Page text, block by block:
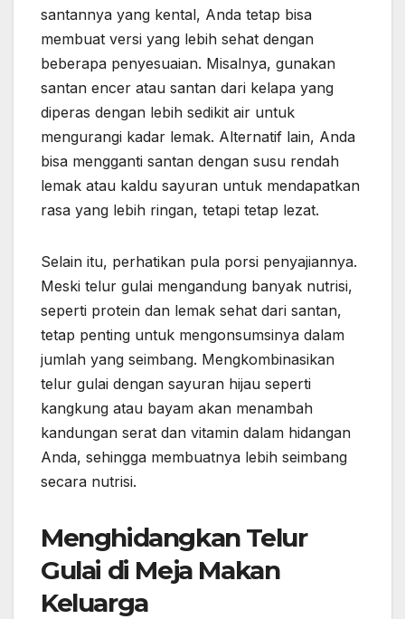
santannya yang kental, Anda tetap bisa
membuat versi yang lebih sehat dengan
beberapa penyesuaian. Misalnya, gunakan
santan encer atau santan dari kelapa yang
diperas dengan lebih sedikit air untuk
mengurangi kadar lemak. Alternatif lain, Anda
bisa mengganti santan dengan susu rendah
lemak atau kaldu sayuran untuk mendapatkan
rasa yang lebih ringan, tetapi tetap lezat.
Selain itu, perhatikan pula porsi penyajiannya.
Meski telur gulai mengandung banyak nutrisi,
seperti protein dan lemak sehat dari santan,
tetap penting untuk mengonsumsinya dalam
jumlah yang seimbang. Mengkombinasikan
telur gulai dengan sayuran hijau seperti
kangkung atau bayam akan menambah
kandungan serat dan vitamin dalam hidangan
Anda, sehingga membuatnya lebih seimbang
secara nutrisi.
Menghidangkan Telur
Gulai di Meja Makan
Keluarga